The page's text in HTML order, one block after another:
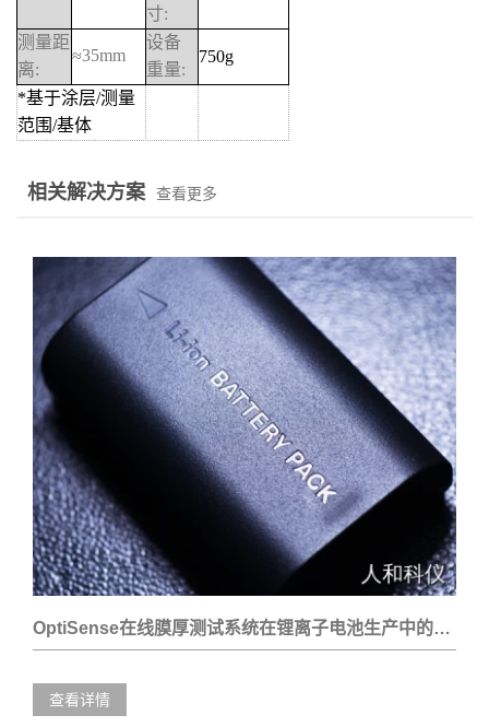
寸:
测量距
离:
≈35mm
设备
重量:
750g
*基于涂层/测量
范围/基体
相关解决方案 查看更多
OptiSense在线膜厚测试系统在锂离子电池生产中的应用
查看详情